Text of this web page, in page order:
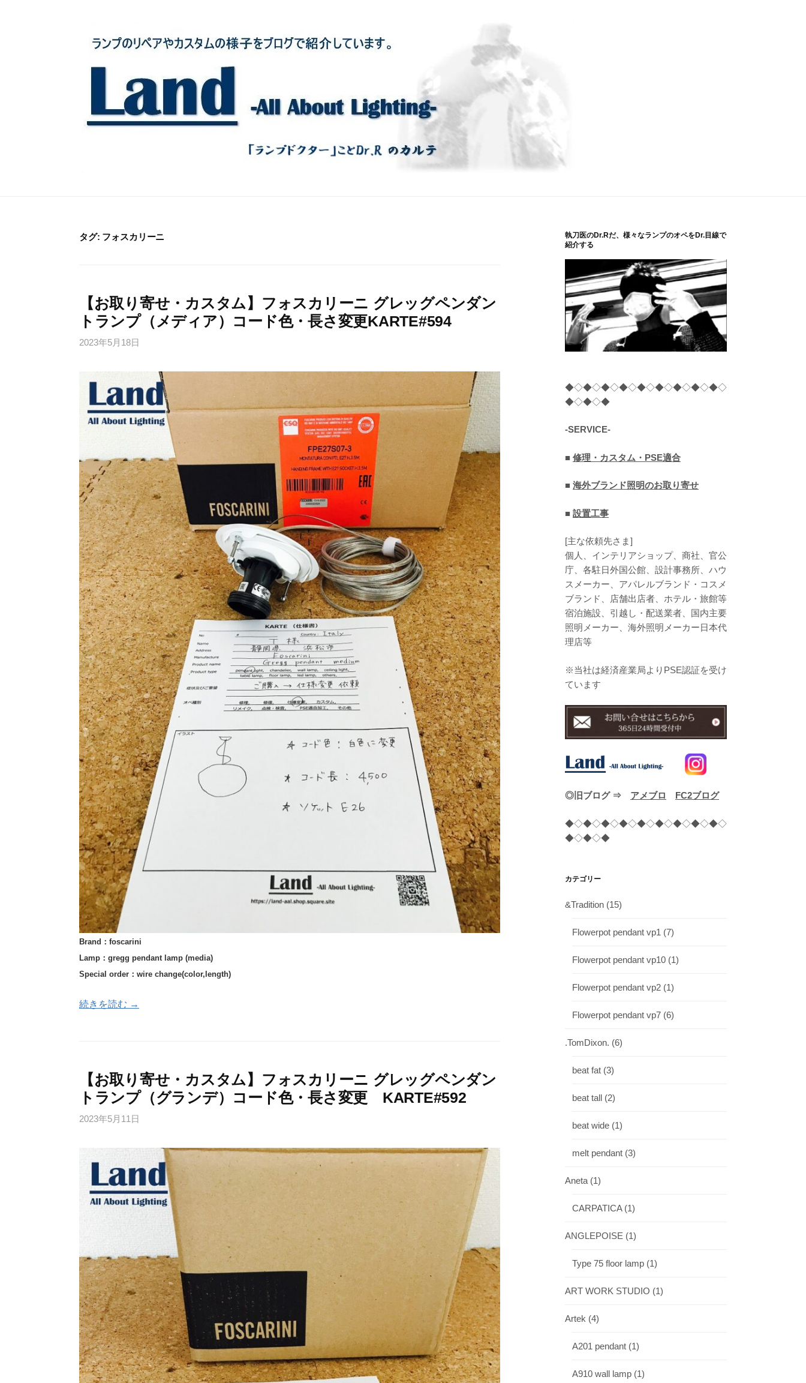
タグ: フォスカリーニ
【お取り寄せ・カスタム】フォスカリーニ グレッグペンダン
トランプ（メディア）コード色・長さ変更KARTE#594
2023年5月18日
Brand：foscarini
Lamp：gregg pendant lamp (media)
Special order：wire change(color,length)
続きを読む →
【お取り寄せ・カスタム】フォスカリーニ グレッグペンダン
トランプ（グランデ）コード色・長さ変更 KARTE#592
2023年5月11日
執刀医のDr.Rだ、様々なランプのオペをDr.目線で
紹介する
◆◇◆◇◆◇◆◇◆◇◆◇◆◇◆◇◆◇
◆◇◆◇◆
-SERVICE-
■ 修理・カスタム・PSE適合
■ 海外ブランド照明のお取り寄せ
■ 設置工事
[主な依頼先さま]
個人、インテリアショップ、商社、官公
庁、各駐日外国公館、設計事務所、ハウ
スメーカー、アパレルブランド・コスメ
ブランド、店舗出店者、ホテル・旅館等
宿泊施設、引越し・配送業者、国内主要
照明メーカー、海外照明メーカー日本代
理店等
※当社は経済産業局よりPSE認証を受け
ています
◎旧ブログ ⇒ アメブロ FC2ブログ
◆◇◆◇◆◇◆◇◆◇◆◇◆◇◆◇◆◇
◆◇◆◇◆
カテゴリー
&Tradition (15)
Flowerpot pendant vp1 (7)
Flowerpot pendant vp10 (1)
Flowerpot pendant vp2 (1)
Flowerpot pendant vp7 (6)
.TomDixon. (6)
beat fat (3)
beat tall (2)
beat wide (1)
melt pendant (3)
Aneta (1)
CARPATICA(1)
ANGLEPOISE (1)
Type 75 floor lamp (1)
ART WORK STUDIO (1)
Artek (4)
A201 pendant (1)
A910 wall lamp (1)